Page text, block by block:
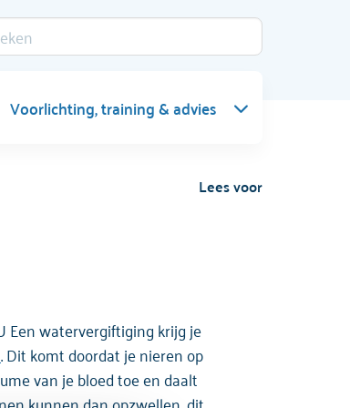
Voorlichting, training & advies
Lees voor
Een watervergiftiging krijg je
. Dit komt doordat je nieren op
van je bloed toe en daalt